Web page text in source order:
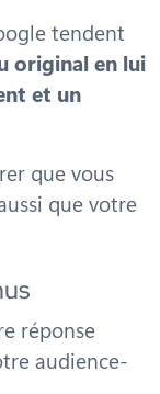
tendent
original en lui
et un
que vous
que votre
réponse
audience-